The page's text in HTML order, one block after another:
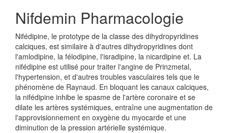
Nifdemin Pharmacologie
Nifédipine, le prototype de la classe des dihydropyridines
calciques, est similaire à d'autres dihydropyridines dont
l'amlodipine, la félodipine, l'isradipine, la nicardipine et. La
nifédipine est utilisé pour traiter l'angine de Prinzmetal,
l'hypertension, et d'autres troubles vasculaires tels que le
phénomène de Raynaud. En bloquant les canaux calciques,
la nifédipine inhibe le spasme de l'artère coronaire et se
dilate les artères systémiques, entraîne une augmentation de
l'approvisionnement en oxygène du myocarde et une
diminution de la pression artérielle systémique.